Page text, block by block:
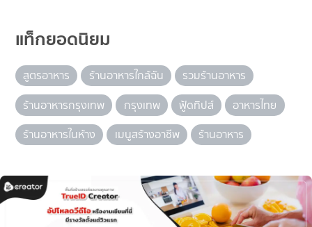
แท็กยอดนิยม
สูตรอาหาร ร้านอาหารใกล้ฉัน
รวมร้านอาหาร
ร้านอาหารกรุงเทพ
กรุงเทพ ฟู้ดทิปส์
อาหารไทย
ร้านอาหารในห้าง
เมนูสร้างอาชีพ ร้านอาหาร